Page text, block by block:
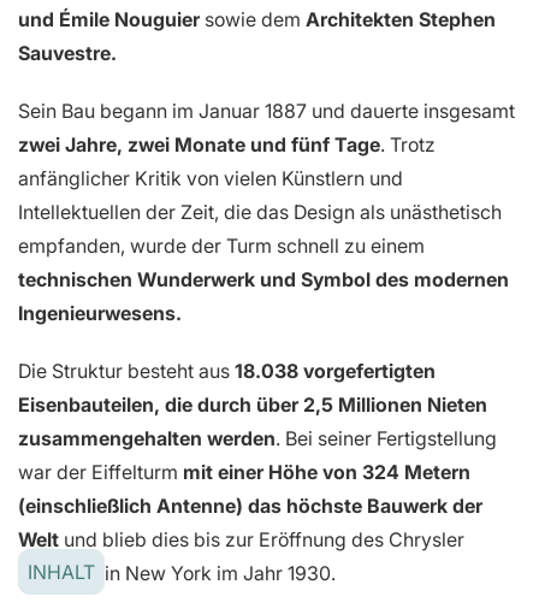
und Émile Nouguiersowie dem Architekten Stephen
Sauvestre.
Sein Bau begann im Januar 1887 und dauerte insgesamt
zwei Jahre, zwei Monate und fünf Tage. Trotz
anfänglicher Kritik von vielen Künstlern und
Intellektuellen der Zeit, die das Design als unästhetisch
empfanden, wurde der Turm schnell zu einem
technischen Wunderwerk und Symbol des modernen
Ingenieurwesens.
Die Struktur besteht aus 18.038 vorgefertigten
Eisenbauteilen, die durch über 2,5 Millionen Nieten
zusammengehalten werden. Bei seiner Fertigstellung
war der Eiffelturm mit einer Höhe von 324 Metern
(einschließlich Antenne) das höchste Bauwerk der
Welt und blieb dies bis zur Eröffnung des Chrysler
Buildings in New York im Jahr 1930.
INHALT